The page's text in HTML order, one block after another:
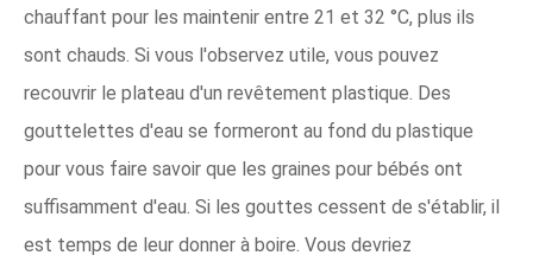
chauffant pour les maintenir entre 21 et 32 ​​°C, plus ils
sont chauds. Si vous l'observez utile, vous pouvez
recouvrir le plateau d'un revêtement plastique. Des
gouttelettes d'eau se formeront au fond du plastique
pour vous faire savoir que les graines pour bébés ont
suffisamment d'eau. Si les gouttes cessent de s'établir, il
est temps de leur donner à boire. Vous devriez